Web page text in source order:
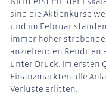
sind die Aktienkurse
und im Februar
immer höher
anziehenden Renditen
unter Druck. Im ersten
Finanzmärkten alle
Verluste erlitten.